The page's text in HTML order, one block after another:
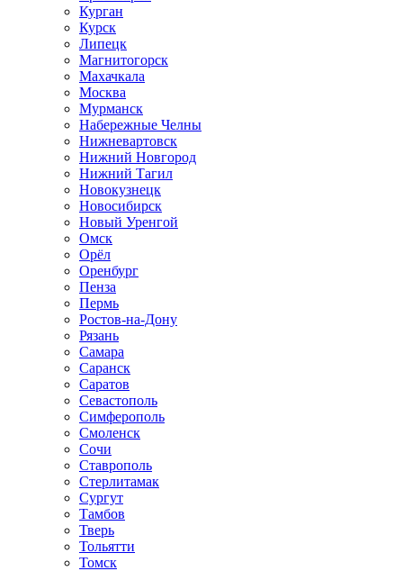
Курган
Курск
Липецк
Магнитогорск
Махачкала
Москва
Мурманск
Набережные Челны
Нижневартовск
Нижний Новгород
Нижний Тагил
Новокузнецк
Новосибирск
Новый Уренгой
Омск
Орёл
Оренбург
Пенза
Пермь
Ростов-на-Дону
Рязань
Самара
Саранск
Саратов
Севастополь
Симферополь
Смоленск
Сочи
Ставрополь
Стерлитамак
Сургут
Тамбов
Тверь
Тольятти
Томск